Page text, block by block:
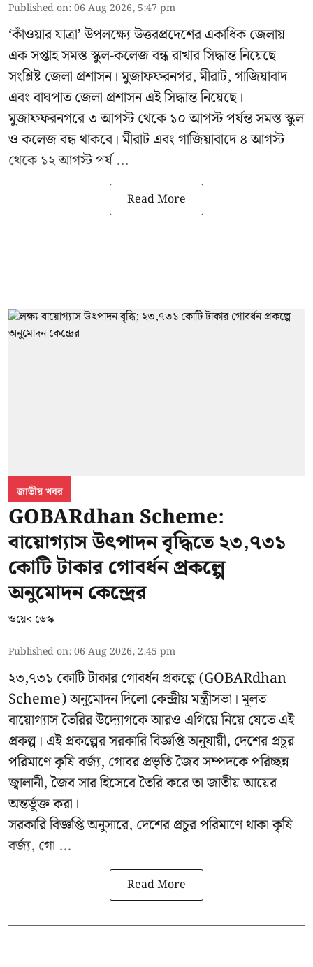
Published on:06 Aug 2026, 5:47 pm
‘কাঁওয়ার যাত্রা’উপলক্ষ্যে উত্তরপ্রদেশের একাধিক জেলায়
এক সপ্তাহ সমস্ত স্কুল-কলেজ বন্ধ রাখার সিদ্ধান্ত নিয়েছে
সংশ্লিষ্ট জেলা প্রশাসন। মুজাফফরনগর, মীরাট, গাজিয়াবাদ
এবং বাঘপাত জেলা প্রশাসন এই সিদ্ধান্ত নিয়েছে।
মুজাফফরনগরে ৩ আগস্ট থেকে ১০ আগস্ট পর্যন্ত সমস্ত স্কুল
ও কলেজ বন্ধ থাকবে। মীরাট এবং গাজিয়াবাদে ৪ আগস্ট
থেকে ১২ আগস্ট পর্য ...
Read More
জাতীয় খবর
GOBARdhan Scheme:
বায়োগ্যাস উৎপাদন বৃদ্ধিতে ২৩,৭৩১
কোটি টাকার গোবর্ধন প্রকল্পে
অনুমোদন কেন্দ্রের
ওয়েব ডেস্ক
Published on:06 Aug 2026, 2:45 pm
২৩,৭৩১ কোটি টাকার গোবর্ধন প্রকল্পে (GOBARdhan
Scheme) অনুমোদন দিলো কেন্দ্রীয় মন্ত্রীসভা। মূলত
বায়োগ্যাস তৈরির উদ্যোগকে আরও এগিয়ে নিয়ে যেতে এই
প্রকল্প। এই প্রকল্পের সরকারি বিজ্ঞপ্তি অনুযায়ী, দেশের প্রচুর
পরিমাণে কৃষি বর্জ্য, গোবর প্রভৃতি জৈব সম্পদকে পরিচ্ছন্ন
জ্বালানী, জৈব সার হিসেবে তৈরি করে তা জাতীয় আয়ের
অন্তর্ভুক্ত করা।
সরকারি বিজ্ঞপ্তি অনুসারে, দেশের প্রচুর পরিমাণে থাকা কৃষি
বর্জ্য, গো ...
Read More